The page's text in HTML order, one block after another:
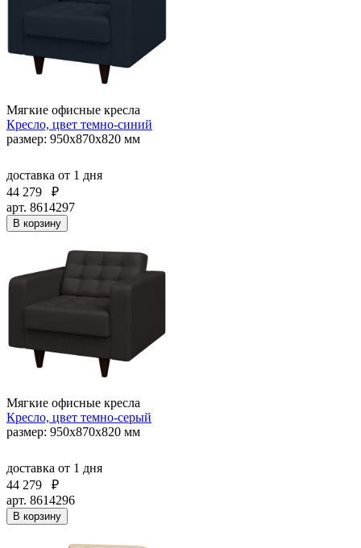
Мягкие офисные кресла
Кресло, цвет темно-синий
размер: 950х870х820 мм
доставка от 1 дня
44 279
₽
арт. 8614297
В корзину
Мягкие офисные кресла
Кресло, цвет темно-серый
размер: 950х870х820 мм
доставка от 1 дня
44 279
₽
арт. 8614296
В корзину